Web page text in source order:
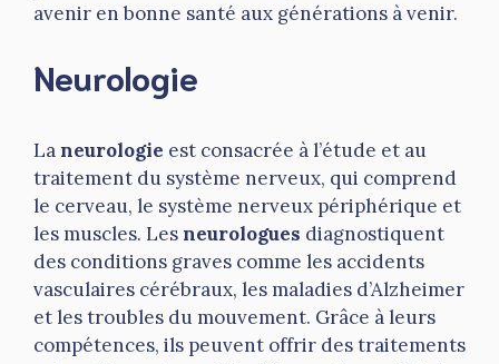
avenir en bonne santé aux générations à venir.
Neurologie
Laneurologie est consacrée à l’étude et au
traitement du système nerveux, qui comprend
le cerveau, le système nerveux périphérique et
les muscles. Lesneurologues diagnostiquent
des conditions graves comme les accidents
vasculaires cérébraux, les maladies d’Alzheimer
et les troubles du mouvement. Grâce à leurs
compétences, ils peuvent offrir des traitements